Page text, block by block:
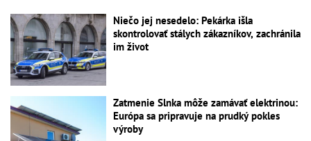
Niečo jej nesedelo: Pekárka išla
skontrolovať stálych zákazníkov, zachránila
im život
Zatmenie Slnka môže zamávať elektrinou:
Európa sa pripravuje na prudký pokles
výroby